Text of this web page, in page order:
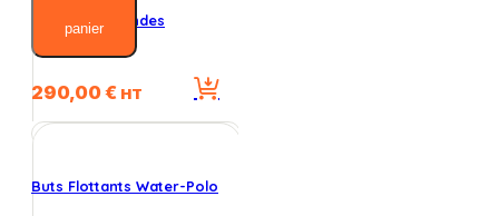
panier
Compte-Secondes
Cruciforme
290,00€ HT
Buts Flottants Water-Polo